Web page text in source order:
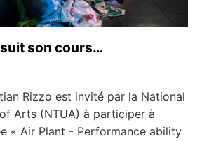
son cours…
Rizzo est invité par la National
Arts (NTUA) à participer à
« Air Plant - Performance ability